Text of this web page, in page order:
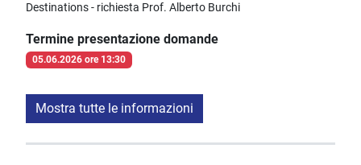
Destinations - richiesta Prof. Alberto Burchi
Termine presentazione domande
05.06.2026 ore 13:30
Mostra tutte le informazioni